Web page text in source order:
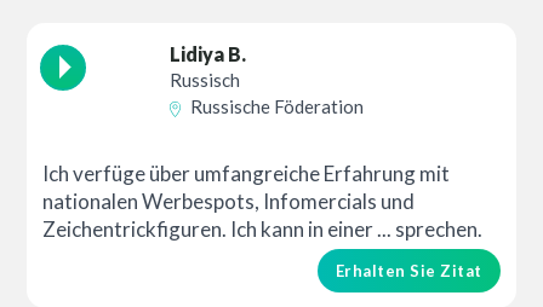
Lidiya B.
Russisch
Russische Föderation
Ich verfüge über umfangreiche Erfahrung mit
nationalen Werbespots, Infomercials und
Zeichentrickfiguren. Ich kann in einer ... sprechen.
Erhalten Sie Zitat